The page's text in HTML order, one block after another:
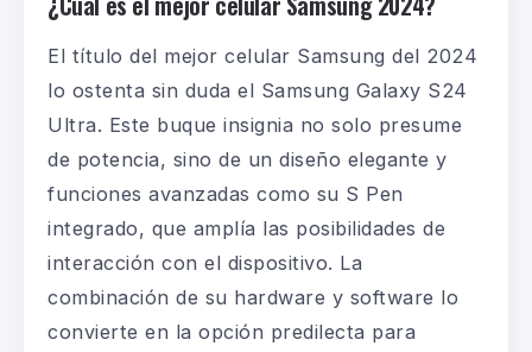
El título del mejor celular Samsung del 2024
lo ostenta sin duda el Samsung Galaxy S24
Ultra. Este buque insignia no solo presume
de potencia, sino de un diseño elegante y
funciones avanzadas como su S Pen
integrado, que amplía las posibilidades de
interacción con el dispositivo. La
combinación de su hardware y software lo
convierte en la opción predilecta para